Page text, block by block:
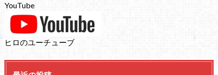
YouTube
ヒロのユーチューブ